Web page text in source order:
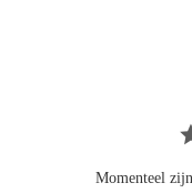
Momenteel